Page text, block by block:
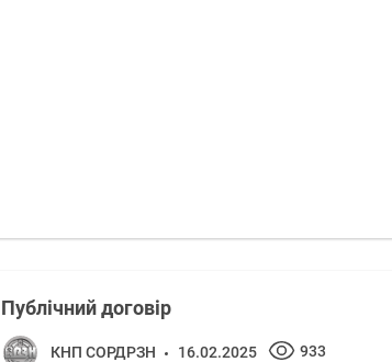
Публічний договір
КНП СОРДРЗН 16.02.2025 933